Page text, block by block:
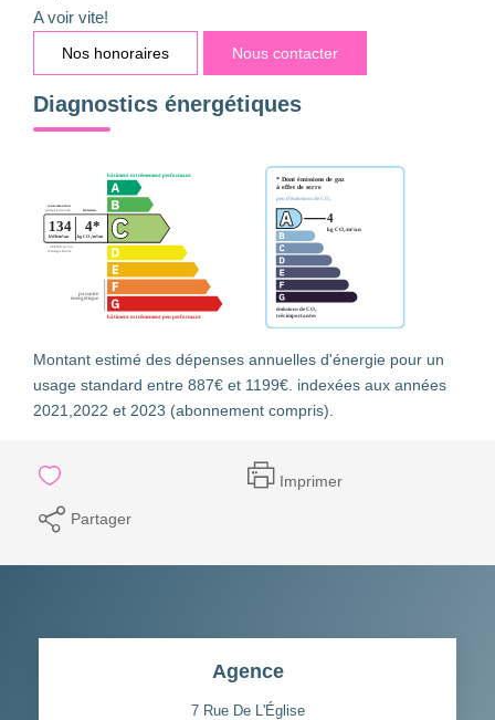
A voir vite!
Nos honoraires Nous contacter
Diagnostics énergétiques
Montant estimé des dépenses annuelles d'énergie pour un
usage standard entre 887€ et 1199€. indexées aux années
2021,2022 et 2023 (abonnement compris).
Imprimer
Partager
Agence
7 Rue De L'Église